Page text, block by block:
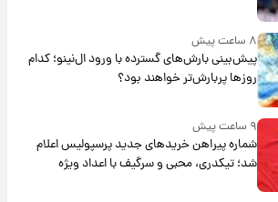
۸ ساعت پیش
پیش‌بینی بارش‌های گسترده با ورود ال‌نینو؛ کدام
روزها پربارش‌تر خواهند بود؟
۹ ساعت پیش
شماره پیراهن خریدهای جدید پرسپولیس اعلام
شد؛ تیکدری، محبی و سرگیف با اعداد ویژه